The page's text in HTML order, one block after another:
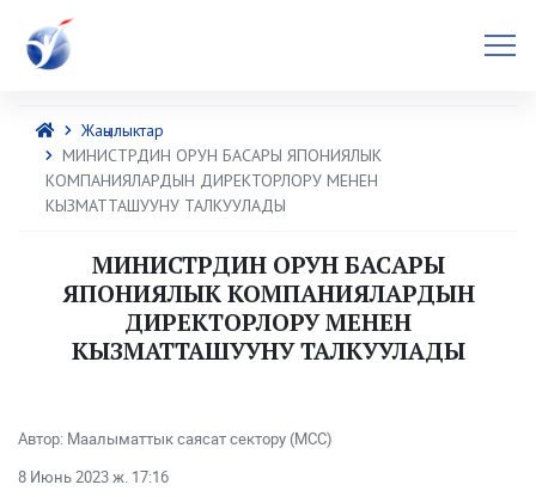
Жаңылыктар
МИНИСТРДИН ОРУН БАСАРЫ ЯПОНИЯЛЫК
КОМПАНИЯЛАРДЫН ДИРЕКТОРЛОРУ МЕНЕН
КЫЗМАТТАШУУНУ ТАЛКУУЛАДЫ
МИНИСТРДИН ОРУН БАСАРЫ
ЯПОНИЯЛЫК КОМПАНИЯЛАРДЫН
ДИРЕКТОРЛОРУ МЕНЕН
КЫЗМАТТАШУУНУ ТАЛКУУЛАДЫ
Автор: Маалыматтык саясат сектору (МСС)
8 Июнь 2023 ж. 17:16